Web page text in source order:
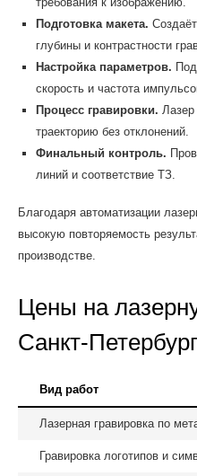
Подготовка макета.
глубины и контрастности
Настройка параметров.
скорость и частота
Процесс гравировки. Лазер
траекторию без отклонений.
Финальный контроль.
линий и соответствие ТЗ.
Благодаря автоматизации
высокую повторяемость
производстве.
Цены на
Санкт-
Вид работ
Лазерная гравировка по
Гравировка логотипов и